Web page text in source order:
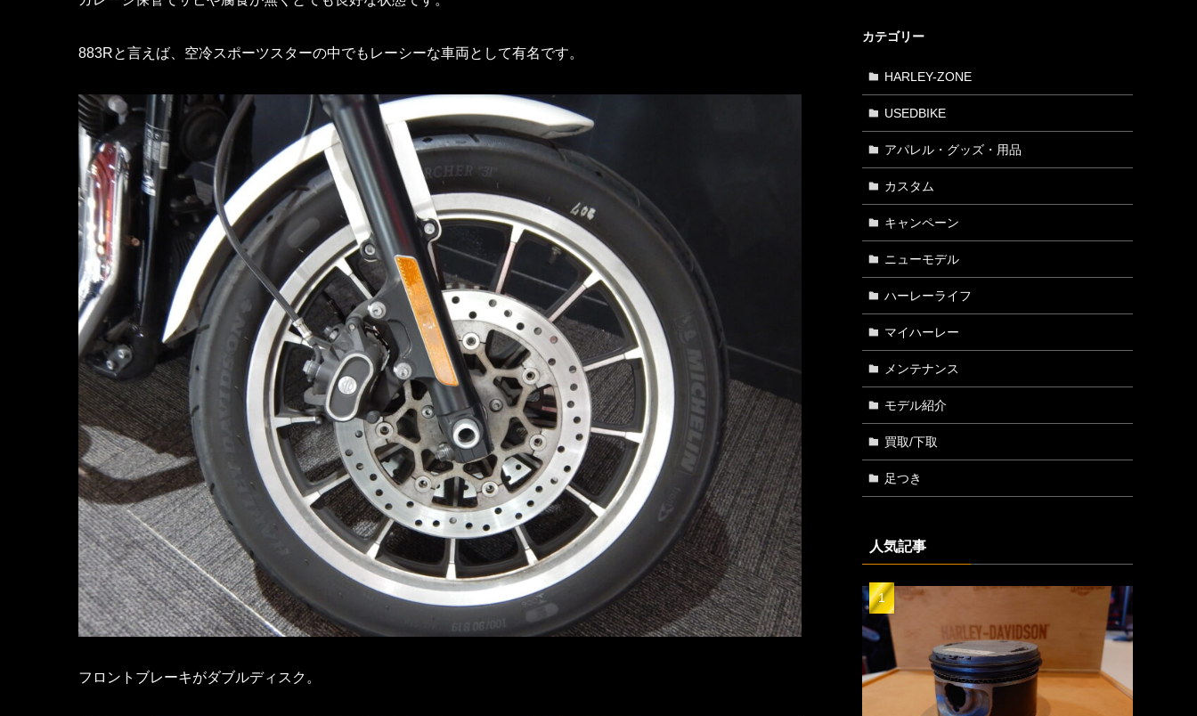
883Rと言えば、空冷スポーツスターの中でもレーシーな車両として有名です。
フロントブレーキがダブルディスク。
カテゴリー
HARLEY-ZONE
USEDBIKE
アパレル・グッズ・用品
カスタム
キャンペーン
ニューモデル
ハーレーライフ
マイハーレー
メンテナンス
モデル紹介
買取/下取
足つき
人気記事